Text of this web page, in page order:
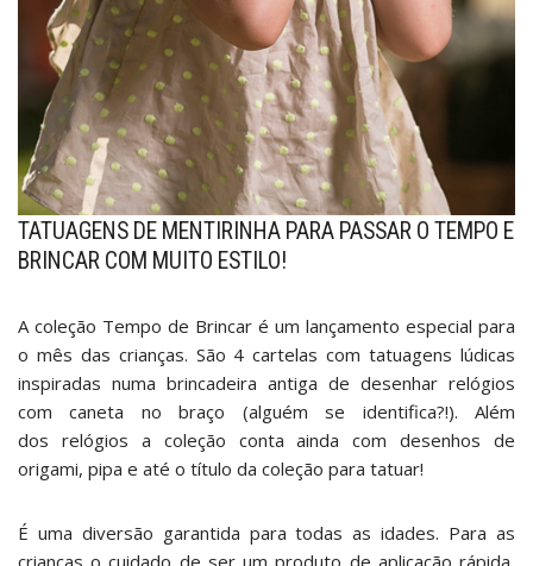
TATUAGENS DE MENTIRINHA PARA PASSAR O TEMPO E
BRINCAR COM MUITO ESTILO!
A coleção Tempo de Brincar é um lançamento especial para
o mês das crianças. São 4 cartelas com tatuagens lúdicas
inspiradas numa brincadeira antiga de desenhar relógios
com caneta no braço (alguém se identifica?!). Além
dos relógios a coleção conta ainda com desenhos de
origami, pipa e até o título da coleção para tatuar!
É uma diversão garantida para todas as idades. Para as